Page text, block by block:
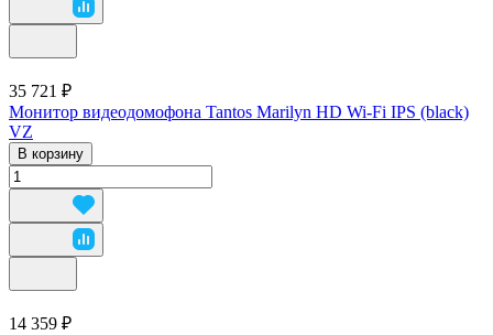
35 721 ₽
Монитор видеодомофона Tantos Marilyn HD Wi-Fi IPS (black)
VZ
В корзину
14 359 ₽